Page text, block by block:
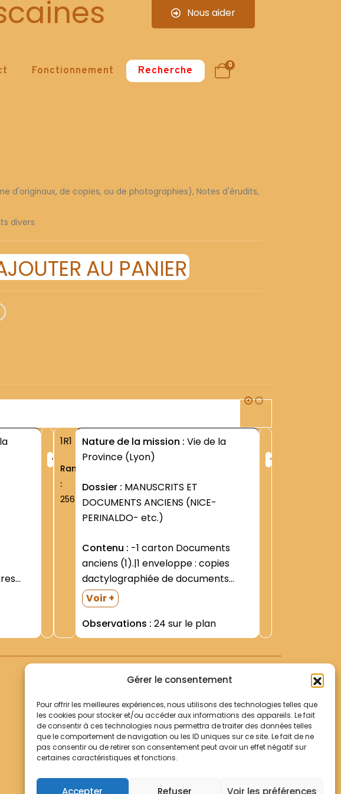
Gérer le consentement
Pour offrir les meilleures expériences, nous utilisons des technologies telles que
les cookies pour stocker et/ou accéder aux informations des appareils. Le fait
de consentir à ces technologies nous permettra de traiter des données telles
que le comportement de navigation ou les ID uniques sur ce site. Le fait de ne
pas consentir ou de retirer son consentement peut avoir un effet négatif sur
certaines caractéristiques et fonctions.
Accepter Refuser Voir les préférences
Nous aider
Fonctionnement Recherche 0
d'originaux, de copies, ou de photographies), Notes d'érudits,
divers
AU PANIER
1737-
la
la
des
+
1R1
Rang
:
2564
Nature de la mission : Vie de la
Province (Lyon)
Dossier : MANUSCRITS ET
DOCUMENTS ANCIENS (NICE-
PERINALDO- etc.)
Contenu :
anciens (1).|1 enveloppe : copies
dactylographiée de documents
anciens sur l histoire des Récollets
(Villeneuve- etc). Dactylographie de
cahiers archiviaux ?|Nécrologe de la
Province Saint Thomas des
Réformés du Piémont. Manuscrit- en
Voir +
Observations : 24 sur le plan
+
Votre panier
Mentions légales
Politique de cookies
© Archives Franciscaines 2025